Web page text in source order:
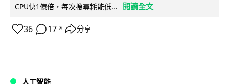
CPU快1億倍，每次搜尋耗能低...
閱讀全文
36 17 ↗ 分享
人工智能